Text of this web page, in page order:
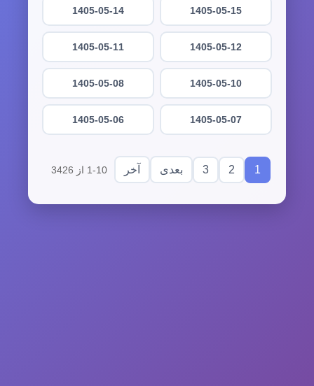
1405-05-15
1405-05-14
1405-05-12
1405-05-11
1405-05-10
1405-05-08
1405-05-07
1405-05-06
1
2
3 بعدی آخر 1-10 از 3426